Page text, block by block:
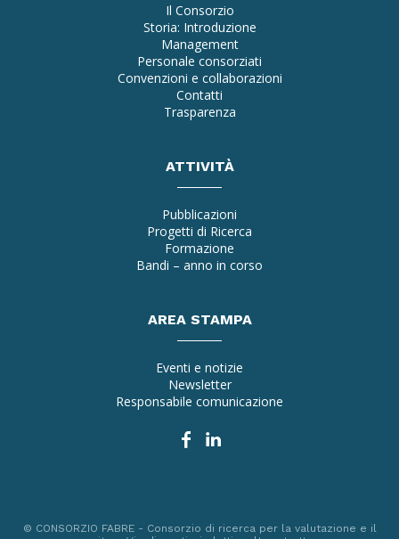
Il Consorzio
Storia: Introduzione
Management
Personale consorziati
Convenzioni e collaborazioni
Contatti
Trasparenza
ATTIVITÀ
Pubblicazioni
Progetti di Ricerca
Formazione
Bandi – anno in corso
AREA STAMPA
Eventi e notizie
Newsletter
Responsabile comunicazione
© CONSORZIO FABRE - Consorzio di ricerca per la valutazione e il